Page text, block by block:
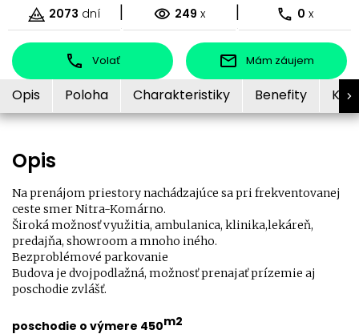
2073 dní | 249 x | 0 x
Volať Mám záujem
Opis Poloha Charakteristiky Benefity
Opis
Na prenájom priestory nachádzajúce sa pri frekventovanej
ceste smer Nitra-Komárno.
Široká možnosť využitia, ambulanica, klinika,lekáreň,
predajňa, showroom a mnoho iného.
Bezproblémové parkovanie
Budova je dvojpodlažná, možnosť prenajať prízemie aj
poschodie zvlášť.
poschodie o výmere 450m2